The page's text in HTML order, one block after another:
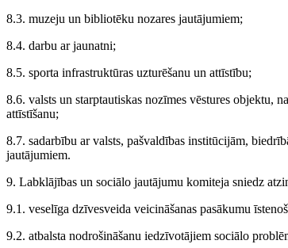
8.3. muzeju un bibliotēku nozares jautājumiem;
8.4. darbu ar jaunatni;
8.5. sporta infrastruktūras uzturēšanu un attīstību;
8.6. valsts un starptautiskas nozīmes vēstures objektu,
attīstīšanu;
8.7. sadarbību ar valsts, pašvaldības institūcijām,
jautājumiem.
9. Labklājības un sociālo jautājumu komiteja sniedz
9.1. veselīga dzīvesveida veicināšanas pasākumu
9.2. atbalsta nodrošināšanu iedzīvotājiem sociālo